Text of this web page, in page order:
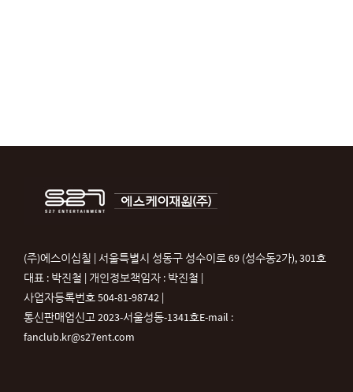
(주)에스이십칠 | 서울특별시 성동구 성수이로 69 (성수동2가), 301호
대표 : 박진철 | 개인정보책임자 : 박진철 |
사업자등록번호 504-81-98742 |
통신판매업신고 2023-서울성동-1341호E-mail :
fanclub.kr@s27ent.com